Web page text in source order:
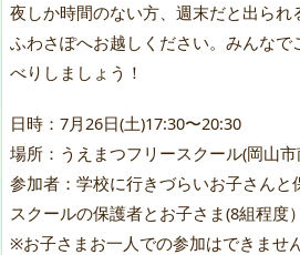
夜しか時間のない方、週末だと出られ
ふわさぽへお越しください。みんなで
べりしましょう！
日時：7月26日(土)17:30〜20:30
場所：うえまつフリースクール(岡山
参加者：学校に行きづらいお子さんと
スクールの保護者とお子さま(8組程度）
※お子さまお一人での参加はできませ